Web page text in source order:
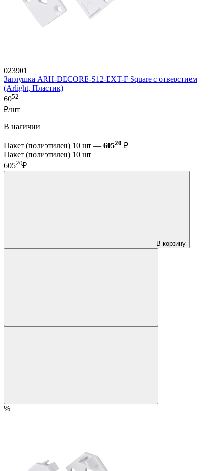
023901
Заглушка ARH-DECORE-S12-EXT-F Square с отверстием
(Arlight, Пластик)
6052
₽/шт
В наличии
Пакет (полиэтилен) 10 шт — 60520 ₽
Пакет (полиэтилен) 10 шт
60520₽
В корзину
%